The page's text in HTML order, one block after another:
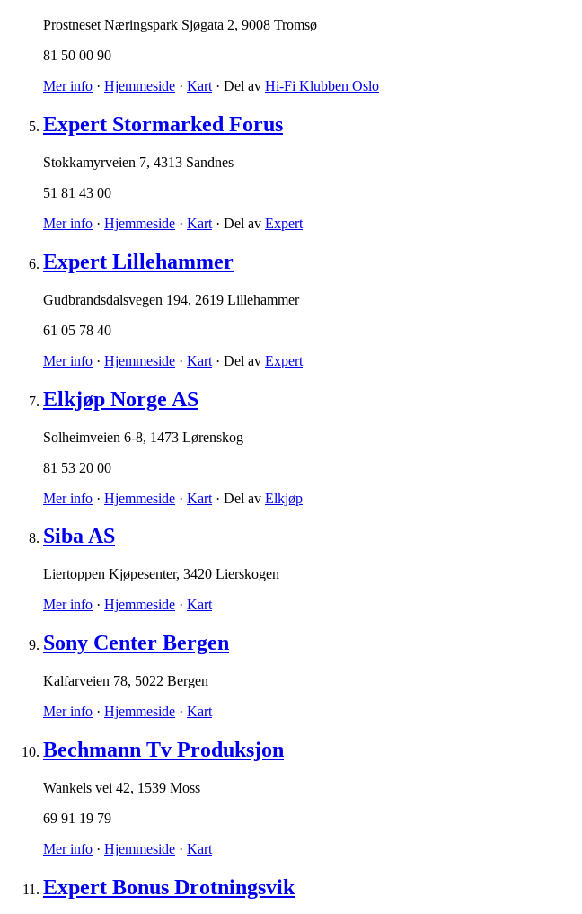
Prostneset Næringspark Sjøgata 2, 9008 Tromsø
81 50 00 90
Mer info · Hjemmeside · Kart · Del av Hi-Fi Klubben Oslo
Expert Stormarked Forus
Stokkamyrveien 7, 4313 Sandnes
51 81 43 00
Mer info · Hjemmeside · Kart · Del av Expert
Expert Lillehammer
Gudbrandsdalsvegen 194, 2619 Lillehammer
61 05 78 40
Mer info · Hjemmeside · Kart · Del av Expert
Elkjøp Norge AS
Solheimveien 6-8, 1473 Lørenskog
81 53 20 00
Mer info · Hjemmeside · Kart · Del av Elkjøp
Siba AS
Liertoppen Kjøpesenter, 3420 Lierskogen
Mer info · Hjemmeside · Kart
Sony Center Bergen
Kalfarveien 78, 5022 Bergen
Mer info · Hjemmeside · Kart
Bechmann Tv Produksjon
Wankels vei 42, 1539 Moss
69 91 19 79
Mer info · Hjemmeside · Kart
Expert Bonus Drotningsvik